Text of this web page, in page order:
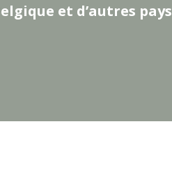
et d’autres pays